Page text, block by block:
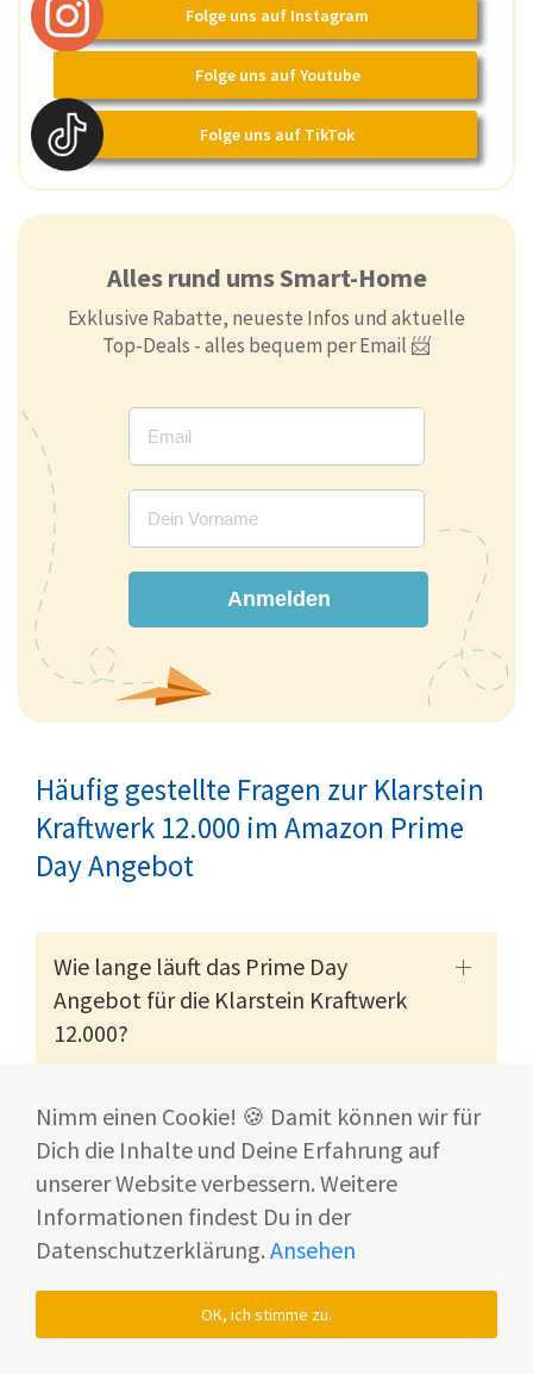
Folge uns auf Instagram
Folge uns auf Youtube
Folge uns auf TikTok
Alles rund ums Smart-Home
Exklusive Rabatte, neueste Infos und aktuelle
Top-Deals - alles bequem per Email 📨
Anmelden
Häufig gestellte Fragen zur Klarstein
Kraftwerk 12.000 im Amazon Prime
Day Angebot
Wie lange läuft das Prime Day
Angebot für die Klarstein Kraftwerk
12.000?
Wie schnell kühlt die Klarstein
Kraftwerk einen Raum?
Kann man mit der Klarstein Kraftwerk
12.000 schlafen?
Nimm einen Cookie! 🍪 Damit können wir für
Dich die Inhalte und Deine Erfahrung auf
unserer Website verbessern. Weitere
Informationen findest Du in der
Datenschutzerklärung. Ansehen
OK, ich stimme zu.